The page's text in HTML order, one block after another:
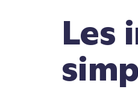
Les